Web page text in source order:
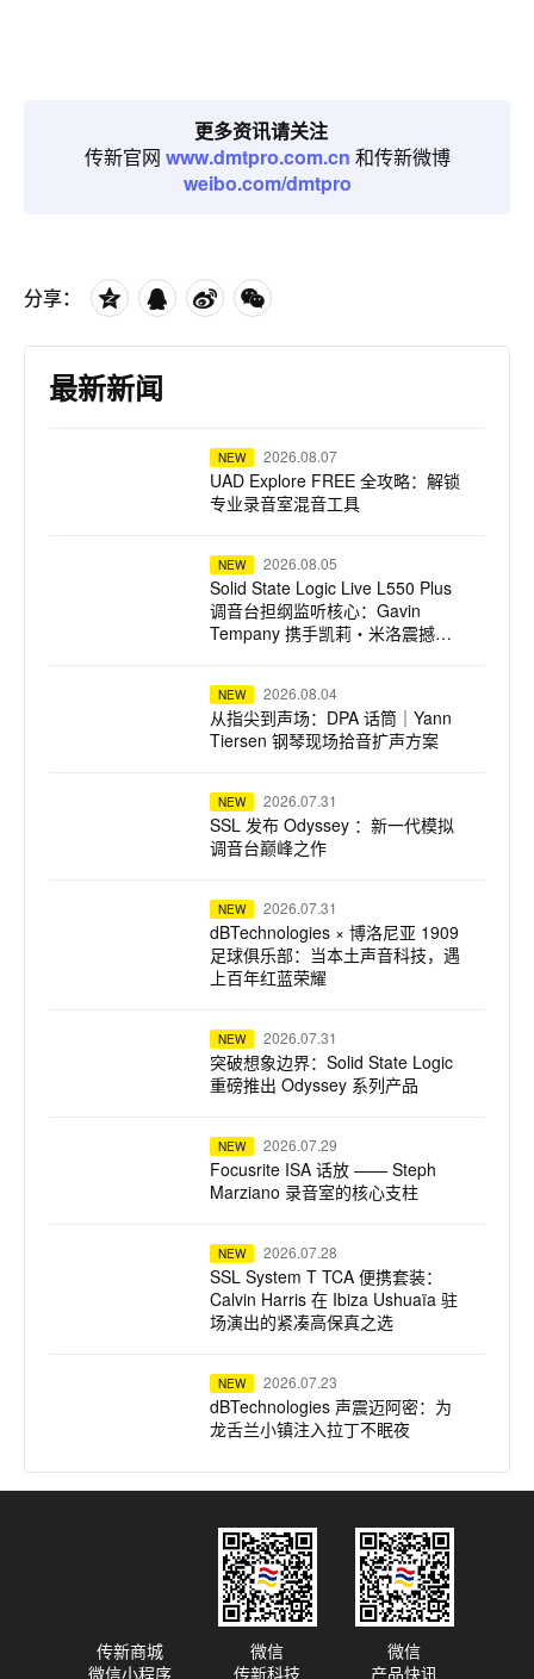
更多资讯请关注
传新官网 www.dmtpro.com.cn 和传新微博
weibo.com/dmtpro
分享：
最新新闻
NEW 2026.08.07
UAD Explore FREE 全攻略：解锁
专业录音室混音工具
NEW 2026.08.05
Solid State Logic Live L550 Plus
调音台担纲监听核心：Gavin
Tempany 携手凯莉・米洛震撼巡
NEW 2026.08.04
从指尖到声场：DPA 话筒｜Yann
Tiersen 钢琴现场拾音扩声方案
NEW 2026.07.31
SSL 发布 Odyssey ：新一代模拟
调音台巅峰之作
NEW 2026.07.31
dBTechnologies × 博洛尼亚 1909
足球俱乐部：当本土声音科技，遇
上百年红蓝荣耀
NEW 2026.07.31
突破想象边界：Solid State Logic
重磅推出 Odyssey 系列产品
NEW 2026.07.29
Focusrite ISA 话放 —— Steph
Marziano 录音室的核心支柱
NEW 2026.07.28
SSL System T TCA 便携套装：
Calvin Harris 在 Ibiza Ushuaïa 驻
场演出的紧凑高保真之选
NEW 2026.07.23
dBTechnologies 声震迈阿密：为
龙舌兰小镇注入拉丁不眠夜
NEW 2026.07.22
津大学全新录音综合体注入纯正模
拟之魂
传新商城
微信小程序
微信
传新科技
微信
产品快讯